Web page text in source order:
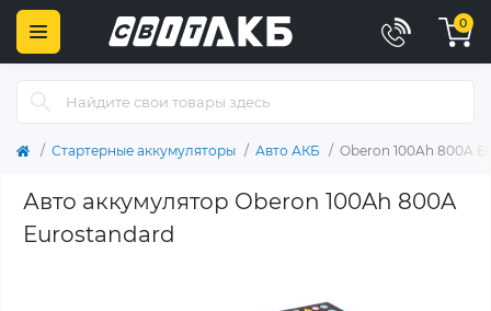
0
Стартерные аккумуляторы Авто АКБ Oberon 100Ah 800A
Авто аккумулятор Oberon 100Ah 800A
Eurostandard